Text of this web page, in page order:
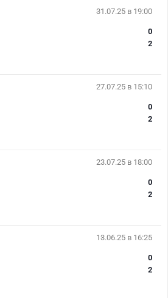
31.07.25 в 19:00
0
2
27.07.25 в 15:10
0
2
23.07.25 в 18:00
0
2
13.06.25 в 16:25
0
2